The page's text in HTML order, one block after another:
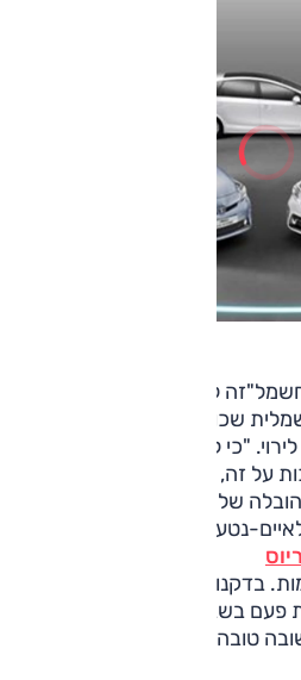
לא נכון להגיד שאנחנו לא
שכולם מבטיחים", מסביר
"כי לא כולם רק מבטיחים.
על זה, אבל רוב המתחרות שלנו
נטען (
פעם בשבוע הלקוח נוהג יותר
תשובה טובה יותר גם ממאריכי הטווח",